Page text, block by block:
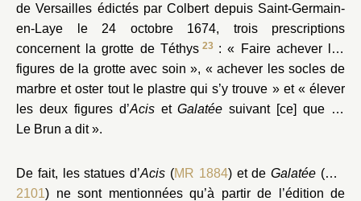
de Versailles édictés par Colbert depuis Saint-Germain-
en-Laye le 24 octobre 1674, trois prescriptions
concernent la grotte de Téthys 23: « Faire achever les
figures de la grotte avec soin », « achever les socles de
marbre et oster tout le plastre qui s’y trouve » et « élever
les deux figures d’AcisetGalatée suivant [ce] que M.
Le Brun a dit ».
De fait, les statues d’Acis (MR 1884) et deGalatée (MR
2101) ne sont mentionnées qu’à partir de l’édition de